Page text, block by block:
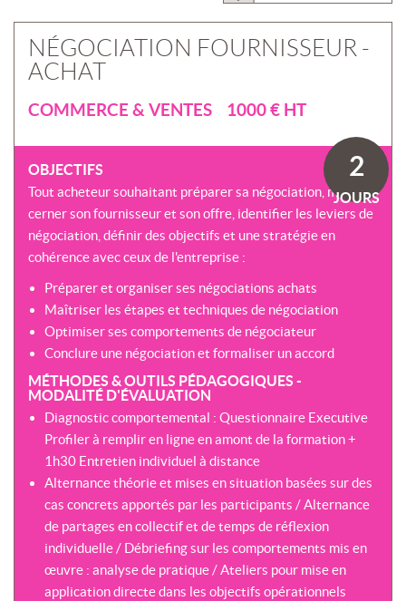
DÉLÉGATION
FORMATEURS
ASSISTANCE
DÉVELOPPEMENT
CPF
ACCORD
ENTREPRISES
PRÉSENTIEL
INTRA
PRÉSENTIEL
COACHING
LEARNING
MULTI-
MALLETTE
DIRIGEANT
QUI
NOUS
PRÉSENTATION
NOTRE
DÉMARCHE
ÉQUIPES
ACTIONS
COLLECTIVES
NOTRE
CENTRE
RÉSEAU
NATIONAL
NÉGOCIATION FOURNISSEUR -
ACHAT
COMMERCE & VENTES 1000 € HT
OBJECTIFS
Tout acheteur souhaitant préparer sa négociation, mieux
cerner son fournisseur et son offre, identifier les leviers de
négociation, définir des objectifs et une stratégie en
cohérence avec ceux de l'entreprise :
Préparer et organiser ses négociations achats
Maîtriser les étapes et techniques de négociation
Optimiser ses comportements de négociateur
Conclure une négociation et formaliser un accord
MÉTHODES & OUTILS PÉDAGOGIQUES -
MODALITÉ D'ÉVALUATION
Diagnostic comportemental : Questionnaire Executive
Profiler à remplir en ligne en amont de la formation +
1h30 Entretien individuel à distance
Alternance théorie et mises en situation basées sur des
cas concrets apportés par les participants / Alternance
de partages en collectif et de temps de réflexion
individuelle / Débriefing sur les comportements mis en
œuvre : analyse de pratique / Ateliers pour mise en
application directe dans les objectifs opérationnels
2
JOURS